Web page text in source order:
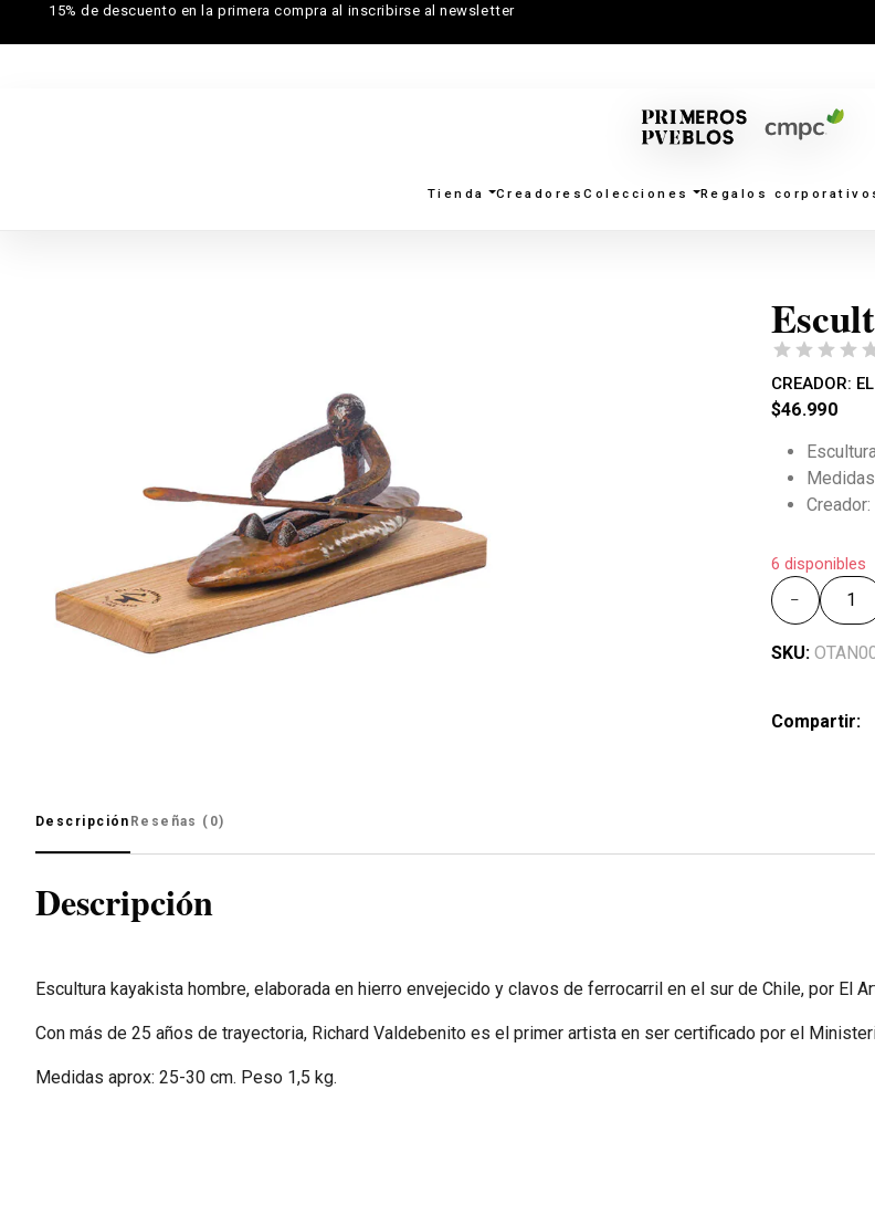
15% de descuento en la primera compra al inscribirse al newsletter
Tienda CreadoresColecciones Regalos
CREADOR:
$46.990
6 disponibles
SKU:
Compartir:
Descripción Reseñas (0)
Descripción
Escultura kayakista hombre, elaborada en hierro envejecido y clavos de ferrocarril en el sur de Chile, por El
Con más de 25 años de trayectoria, Richard Valdebenito es el primer artista en ser certificado por el
Medidas aprox: 25-30 cm. Peso 1,5 kg.